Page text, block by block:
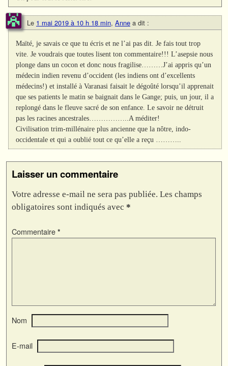
Le 1 mai 2019 à 10 h 18 min, Anne a dit :
Maïté, je savais ce que tu écris et ne l’ai pas dit. Je fais tout trop
vite. Je voudrais que toutes lisent ton commentaire!!! L’asepsie nous
plonge dans un cocon et donc nous fragilise………J’ai appris qu’un
médecin indien revenu d’occident (les indiens ont d’excellents
médecins!) et installé à Varanasi faisait le dégoûté lorsqu’il apprenait
que ses patients le matin se baignait dans le Gange; puis, un jour, il a
replongé dans le fleuve sacré de son enfance. Le savoir ne détruit
pas les racines ancestrales……………..A méditer!
Civilisation trim-millénaire plus ancienne que la nôtre, indo-
occidentale et qui a oublié tout ce qu’elle a reçu ………..
Laisser un commentaire
Votre adresse e-mail ne sera pas publiée. Les champs
obligatoires sont indiqués avec *
Commentaire *
Nom
E-mail